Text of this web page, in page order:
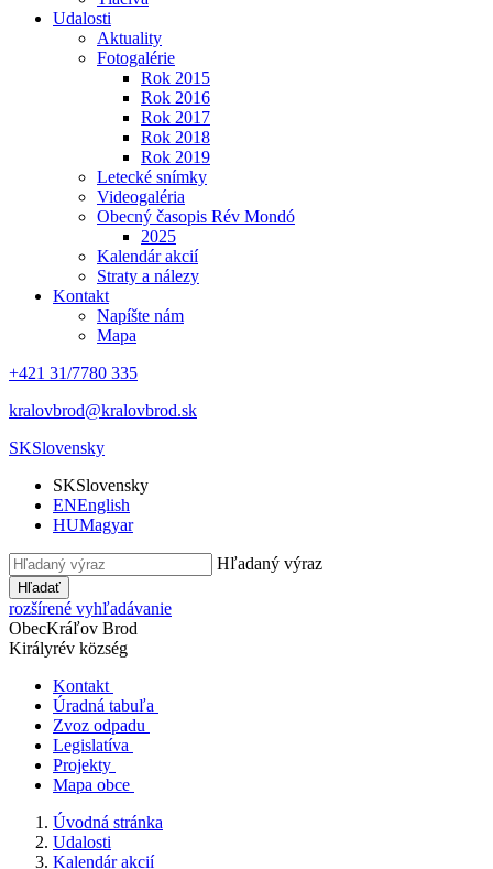
Udalosti
Aktuality
Fotogalérie
Rok 2015
Rok 2016
Rok 2017
Rok 2018
Rok 2019
Letecké snímky
Videogaléria
Obecný časopis Rév Mondó
2025
Kalendár akcií
Straty a nálezy
Kontakt
Napíšte nám
Mapa
+421 31/7780 335
kralovbrod@kralovbrod.sk
SKSlovensky
SKSlovensky
ENEnglish
HUMagyar
Hľadaný výraz
Hľadať
rozšírené vyhľadávanie
ObecKráľov Brod
Királyrév község
Kontakt
Úradná tabuľa
Zvoz odpadu
Legislatíva
Projekty
Mapa obce
Úvodná stránka
Udalosti
Kalendár akcií